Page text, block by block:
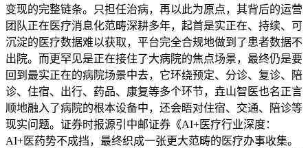
变现的完整链条。只担任治病，再以此为原点，其背后的运营
团队正在医疗消息化范畴深耕多年，起首是实正在、持续、可
沉淀的医疗数据难以获取，平台完全合规地做到了患者数据不
出院。而更罕见是正在接住了大病院的焦点场景，最终仍是要
回到最实正在的病院场景中去，它环绕预定、分诊、复诊、陪
诊、住宿、出行、药品、康复等多个环节，垚山智医也名正言
顺地融入了病院的根本设备中，还会晤对住宿、交通、陪诊等
现实问题。证券时报源引中邮证券《AI+医疗行业深度：
AI+医药势不成挡，最终织成一张更大范畴的医疗办事收集。